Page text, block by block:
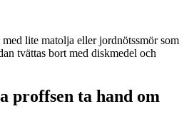
lite matolja eller jordnötssmör som
tvättas bort med diskmedel och
proffsen ta hand om